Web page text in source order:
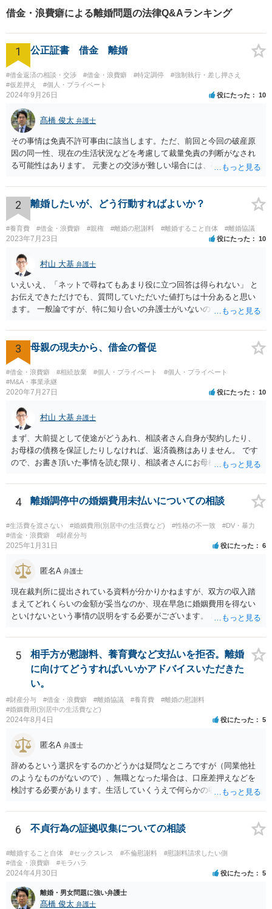
借金・浪費癖による離婚問題の法律Q&Aランキング
1 公正証書 借金 離婚
#借金返済の相談・交渉 #借金・浪費癖 #特定調停
#強制執行・差し押さえ
#仮差押え
#個人・プライベート
2024年9月26日 役にたった 10
髙橋 俊太 弁護士
その事情は免責不許可事由に該当します。ただ、前回と今回の破産原
因の同一性、現在の生活状況などを考慮して裁量免責の判断がなされ
る可能性はあります。 元妻との交渉が難しい場合には、破産も検討な
証役場に伝える事柄ではありません。
2 離婚したいが、どう行動すればよいか？
#養育費 #借金・浪費癖 #親権 #離婚の慰謝料 #離婚すること自体 #離婚協議
2023年7月23日 役にたった 10
村山 大基 弁護士
いえいえ、「ネットで尋ねてもあまり役に立つ回答は得られない」 と
お伝えできただけでも、質問していただいた値打ちは十分あると思い
ます。 一般論ですが、特に知り合いの弁護士がいないのであれば、 ・
か調べてみる などが考えられると思います。 「これからどう動いてい
くか」というのは、詳しく事情や、今後どうしたいかを聞いて検討す
る必要があるので、 面談の際に聞いてみましょう。 体調不良の際、ネ
ットで調べるより病院で診察や検査を受けた方が効果的、みたいな感
じです。
3 母親の現夫から、借金の督促
#借金・浪費癖 #相続放棄 #個人・プライベート
#個人・プライベート
#M&A・事業承継
2020年7月27日 役にたった 10
村山 大基 弁護士
まず、大前提として使途がどうあれ、相談者さん自身が契約したり、
お母様の債務を保証したりしなければ、返済義務はありません。 です
ので、お書き頂いた事情を読む限り、相談者さんにお母様の現夫への
も法律相談に行けば同趣旨のことを回答されるので、裁判まではしな
いと思います） ・借りたのは母なので、私は支払いませんと伝える あ
4 離婚調停中の婚姻費用未払いについての相談
#生活費を渡さない #婚姻費用(別居中の生活費など) #性格の不一致
#DV・暴力
#借金・浪費癖
#財産分与
2025年1月31日 役にたった 6
匿名A 弁護士
現在裁判所に提出されている資料が分かりかねますが、双方の収入踏
まえてどれくらいの金額が妥当なのか、現在早急に婚姻費用を得ない
といけないという事情の説明をする必要がございます。 出来なくはな
収入にもよりますが、弁護士費用を拠出することが困難でも法テラス
の利用等もございますので全体的な方針の相談をされることをおすす
めします。
5
相手方が慰謝料、養育費など支払いを拒否。離婚
に向けてどうすればいいかアドバイスいただきた
い。
#財産分与 #借金・浪費癖 #離婚協議 #養育費
#離婚の慰謝料
#婚姻費用(別居中の生活費など)
2024年8月4日 役にたった 5
匿名A 弁護士
辞めるという選択をするのかどうかは疑問なところですが（同業他社
のようなものがないので）、無職となった場合は、口座差押えなどを
検討する必要があります。生活していくうえで何らかの収入を得る必
6 不貞行為の証拠収集についての相談
#離婚すること自体 #セックスレス #不倫慰謝料
#慰謝料請求したい側
#借金・浪費癖
#モラハラ
2024年4月30日 役にたった 5
離婚・男女問題に強い弁護士
髙橋 俊太 弁護士